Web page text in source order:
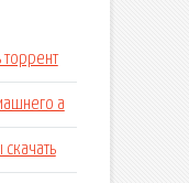
торрент
а